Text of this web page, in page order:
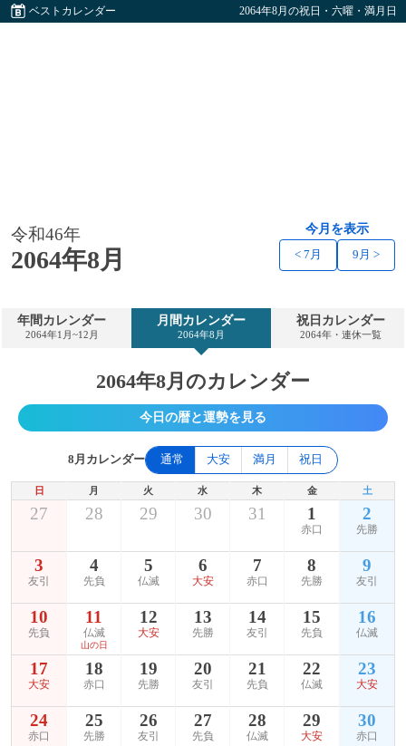
ベストカレンダー 2064年8月の祝日・六曜・満月日
令和46年
2064年8月
今月を表示
< 7月 9月 >
年間カレンダー
2064年1月~12月
月間カレンダー
2064年8月
祝日カレンダー
2064年・連休一覧
2064年8月のカレンダー
今日の暦と運勢を見る
8月カレンダー 通常 大安 満月 祝日
日 月 火 水 木 金 土
27 28 29 30 31 1
赤口
2
先勝
3
友引
4
先負
5
仏滅
6
大安
7
赤口
8
先勝
9
友引
10
先負
11
仏滅
山の日
12
大安
13
先勝
14
友引
15
先負
16
仏滅
17
大安
18
赤口
19
先勝
20
友引
21
先負
22
仏滅
23
大安
24
赤口
25
先勝
26
友引
27
先負
28
仏滅
29
大安
30
赤口